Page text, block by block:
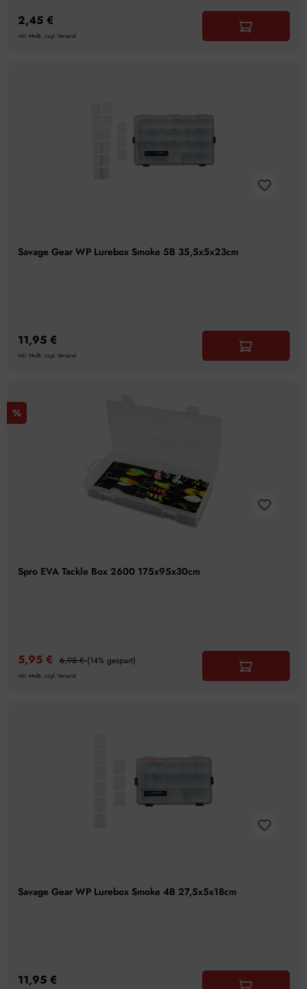
2,45 €
inkl. MwSt., zzgl. Versand
Savage Gear WP Lurebox Smoke 5B 35,5x5x23cm
11,95 €
inkl. MwSt., zzgl. Versand
%
Spro EVA Tackle Box 2600 175x95x30cm
5,95 € 6,95 €(14% gespart)
inkl. MwSt., zzgl. Versand
Savage Gear WP Lurebox Smoke 4B 27,5x5x18cm
11,95 €